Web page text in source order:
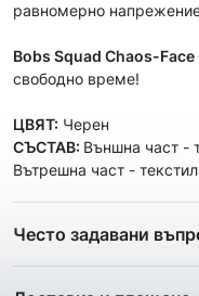
равномерно
Bobs Squad Chaos-Face
свободно време!
ЦВЯТ: Черен
СЪСТАВ: Външна част -
Вътрешна част - текстил
Често задавани